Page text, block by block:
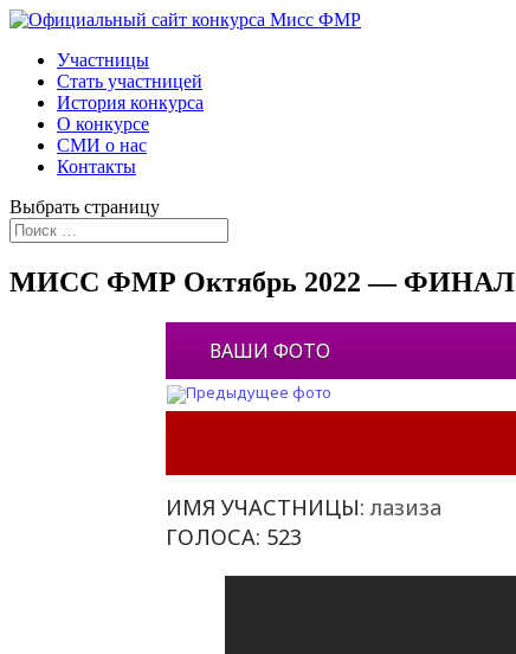
Участницы
Стать участницей
История конкурса
О конкурсе
СМИ о нас
Контакты
Выбрать страницу
МИСС ФМР Октябрь 2022 — ФИНАЛ
ВАШИ ФОТО
ИМЯ УЧАСТНИЦЫ: лазиза
ГОЛОСА: 523